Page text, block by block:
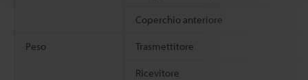
Coperchio anteriore
Peso Trasmettitore
Ricevitore